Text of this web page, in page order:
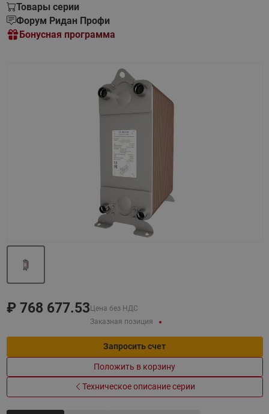
Товары серии
Форум Ридан Профи
Бонусная программа
₽ 768 677.53 Цена без НДС
Заказная позиция
Запросить счет
Положить в корзину
Техническое описание серии